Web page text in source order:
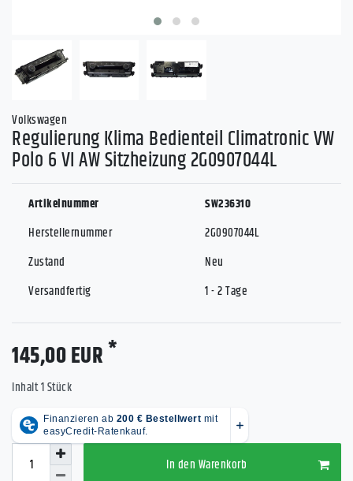
Volkswagen
Regulierung Klima Bedienteil Climatronic VW
Polo 6 VI AW Sitzheizung 2G0907044L
Artikelnummer
Herstellernummer
Zustand
Versandfertig
SW236310
2G0907044L
Neu
1 - 2 Tage
145,00 EUR *
Inhalt1Stück
In den Warenkorb